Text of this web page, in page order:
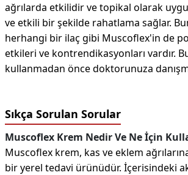
ağrılarda etkilidir ve topikal olarak
ve etkili bir şekilde rahatlama sağlar.
herhangi bir ilaç gibi Muscoflex'in de
etkileri ve kontrendikasyonları vardır.
kullanmadan önce doktorunuza
Sıkça Sorulan Sorular
Muscoflex Krem Nedir Ve Ne İçin
Muscoflex krem, kas ve eklem
bir yerel tedavi ürünüdür. İçerisindeki